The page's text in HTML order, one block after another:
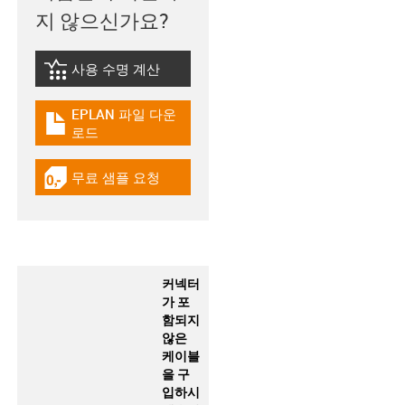
지 않으신가요?
igus-icon-lebensdauerrechner
사용 수명 계산
igus-icon-download-plan
EPLAN 파일 다운
로드
igus-icon-gratismuster
무료 샘플 요청
커넥터
가 포
함되지
않은
케이블
을 구
입하시